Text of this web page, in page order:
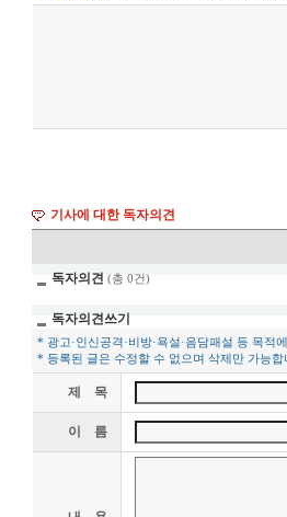
기사에 대한 독자의견
독자의견 (총 0건)
독자의견쓰기
* 광고·인신공격·비방·욕설·음담패설 등 목적
* 등록된 글은 수정할 수 없으며 삭제만 가능합
제 목
이 름